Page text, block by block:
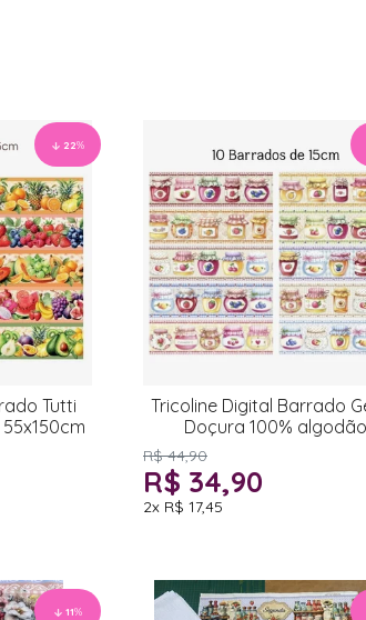
22%
Tutti
Tricoline Digital Barrado
Doçura 100% algodão
R$ 44,90
R$ 34,90
2x R$ 17,45
11%